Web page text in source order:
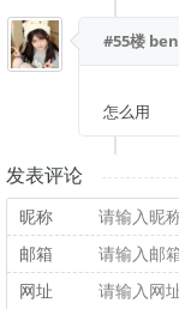
#55楼
怎么用
发表评论
昵称
邮箱
网址